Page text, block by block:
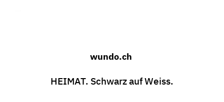
wundo.ch
HEIMAT. Schwarz auf Weiss.